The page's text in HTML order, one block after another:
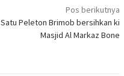
Pos berikutnya
Satu Peleton Brimob bersihkan ki
Masjid Al Markaz Bone